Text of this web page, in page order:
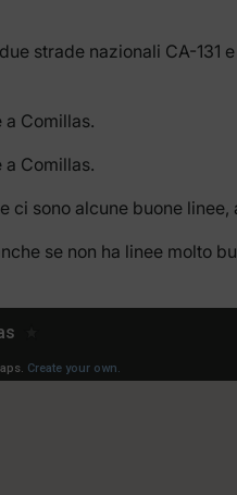
strade nazionali CA-131
a Comillas.
a Comillas.
sono alcune buone
se non ha linee molto